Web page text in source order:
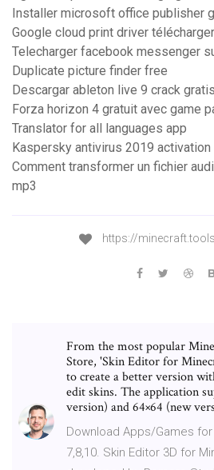
Installer microsoft office publisher
Google cloud print driver télécharger
Telecharger facebook messenger
Duplicate picture finder free
Descargar ableton live 9 crack gratis
Forza horizon 4 gratuit avec game
Translator for all languages app
Kaspersky antivirus 2019
Comment transformer un fichier
mp3
https://
From the most popular
Store, 'Skin Editor for
to create a better version
edit skins. The application
version) and 64×64 (new
Download Apps/Games
7,8,10. Skin Editor 3D for